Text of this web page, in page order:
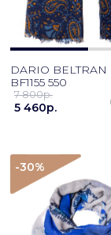
DARIO
BF1155 550
7 800p.
5 460p.
-30%